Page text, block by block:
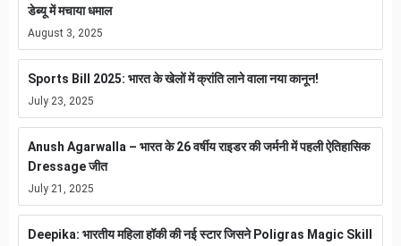
डेब्यू में मचाया धमाल
August 3, 2025
Sports Bill 2025: भारत के खेलों में क्रांति लाने वाला नया कानून!
July 23, 2025
Anush Agarwalla – भारत के 26 वर्षीय राइडर की जर्मनी में पहली ऐतिहासिक
Dressage जीत
July 21, 2025
Deepika: भारतीय महिला हॉकी की नई स्टार जिसने Poligras Magic Skill